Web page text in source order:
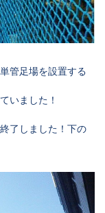
管足場を設置する
いました！
了しました！下の